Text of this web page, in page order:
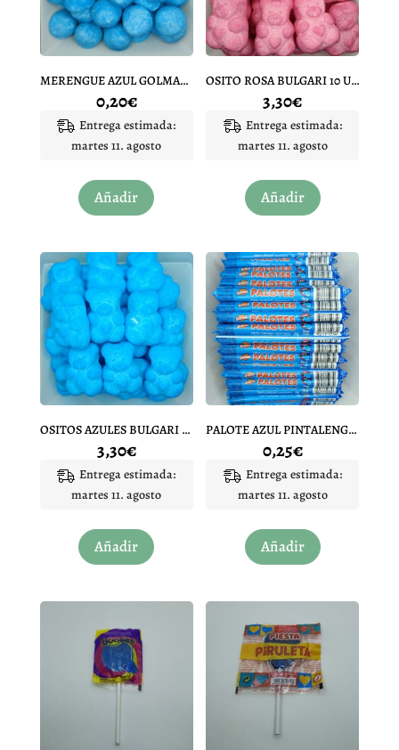
MERENGUE AZUL GOLMASA 1 UNIDAD
0,20€
Entrega estimada:
martes 11. agosto
Añadir
OSITO ROSA BULGARI 10 UNIDADES
3,30€
Entrega estimada:
martes 11. agosto
Añadir
OSITOS AZULES BULGARI 10 UNIDADES
3,30€
Entrega estimada:
martes 11. agosto
Añadir
PALOTE AZUL PINTALENGUAS 1 UNIDAD
0,25€
Entrega estimada:
martes 11. agosto
Añadir